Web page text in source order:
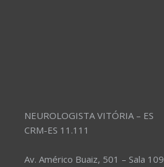
NEUROLOGISTA VITÓRIA – ES
CRM-ES 11.111
Av. Américo Buaiz, 501 – Sala 109